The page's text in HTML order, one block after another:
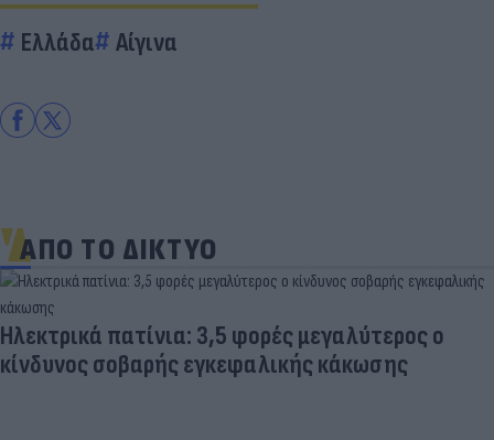
Ελλάδα Αίγινα
ΑΠΟ ΤΟ ΔΙΚΤΥΟ
Ηλεκτρικά πατίνια: 3,5 φορές μεγαλύτερος ο
κίνδυνος σοβαρής εγκεφαλικής κάκωσης